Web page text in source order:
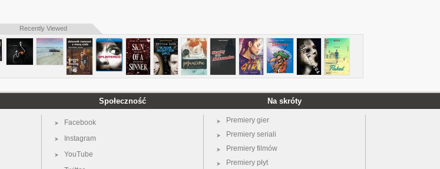
Recently Viewed
Społeczność
Facebook
Instagram
YouTube
Na skróty
Premiery gier
Premiery seriali
Premiery filmów
Premiery płyt